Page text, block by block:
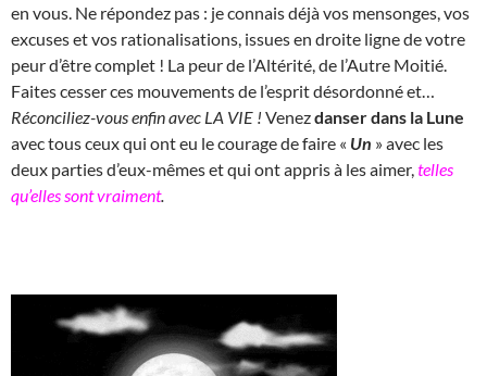
en vous. Ne répondez pas : je connais déjà vos mensonges, vos
excuses et vos rationalisations, issues en droite ligne de votre
peur d’être complet ! La peur de l’Altérité, de l’Autre Moitié.
Faites cesser ces mouvements de l’esprit désordonné et…
Réconciliez-vous enfin avec LA VIE ! Venezdanser dans la Lune
avec tous ceux qui ont eu le courage de faire « Un » avec les
deux parties d’eux-mêmes et qui ont appris à les aimer, telles
qu’elles sont vraiment.